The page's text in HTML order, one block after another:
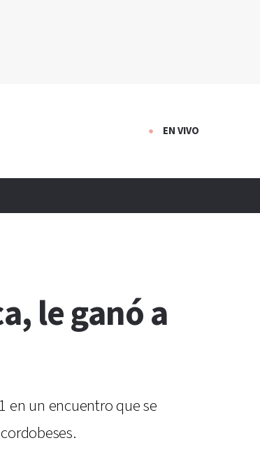
EN VIVO
le ganó a
en un encuentro que se